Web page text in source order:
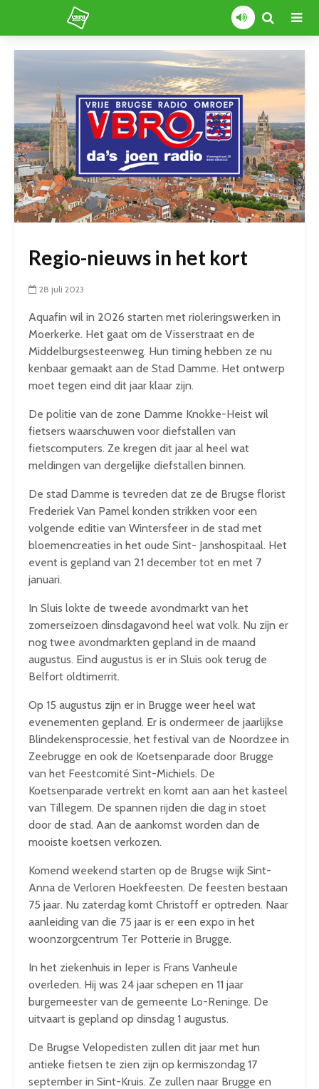
Regio-nieuws in het kort
28 juli 2023
Aquafin wil in 2026 starten met rioleringswerken in
Moerkerke. Het gaat om de Visserstraat en de
Middelburgsesteenweg. Hun timing hebben ze nu
kenbaar gemaakt aan de Stad Damme. Het ontwerp
moet tegen eind dit jaar klaar zijn.
De politie van de zone Damme Knokke-Heist wil
fietsers waarschuwen voor diefstallen van
fietscomputers. Ze kregen dit jaar al heel wat
meldingen van dergelijke diefstallen binnen.
De stad Damme is tevreden dat ze de Brugse florist
Frederiek Van Pamel konden strikken voor een
volgende editie van Wintersfeer in de stad met
bloemencreaties in het oude Sint- Janshospitaal. Het
event is gepland van 21 december tot en met 7
januari.
In Sluis lokte de tweede avondmarkt van het
zomerseizoen dinsdagavond heel wat volk. Nu zijn er
nog twee avondmarkten gepland in de maand
augustus. Eind augustus is er in Sluis ook terug de
Belfort oldtimerrit.
Op 15 augustus zijn er in Brugge weer heel wat
evenementen gepland. Er is ondermeer de jaarlijkse
Blindekensprocessie, het festival van de Noordzee in
Zeebrugge en ook de Koetsenparade door Brugge
van het Feestcomité Sint-Michiels. De
Koetsenparade vertrekt en komt aan aan het kasteel
van Tillegem. De spannen rijden die dag in stoet
door de stad. Aan de aankomst worden dan de
mooiste koetsen verkozen.
Komend weekend starten op de Brugse wijk Sint-
Anna de Verloren Hoekfeesten. De feesten bestaan
75 jaar. Nu zaterdag komt Christoff er optreden. Naar
aanleiding van die 75 jaar is er een expo in het
woonzorgcentrum Ter Potterie in Brugge.
In het ziekenhuis in Ieper is Frans Vanheule
overleden. Hij was 24 jaar schepen en 11 jaar
burgemeester van de gemeente Lo-Reninge. De
uitvaart is gepland op dinsdag 1 augustus.
De Brugse Velopedisten zullen dit jaar met hun
antieke fietsen te zien zijn op kermiszondag 17
september in Sint-Kruis. Ze zullen naar Brugge en